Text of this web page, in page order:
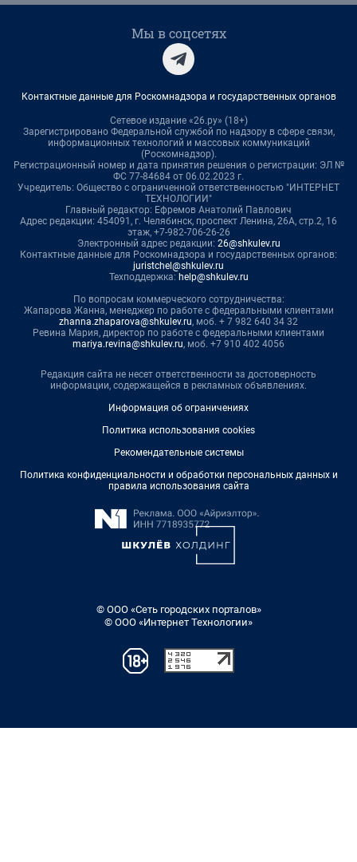
Мы в соцсетях
Контактные данные для Роскомнадзора и государственных органов
Сетевое издание «26.ру» (18+)
Зарегистрировано Федеральной службой по надзору в сфере связи,
информационных технологий и массовых коммуникаций
(Роскомнадзор).
Регистрационный номер и дата принятия решения о регистрации: ЭЛ №
ФС 77-84684 от 06.02.2023 г.
Учредитель: Общество с ограниченной ответственностью "ИНТЕРНЕТ
ТЕХНОЛОГИИ"
Главный редактор: Ефремов Анатолий Павлович
Адрес редакции: 454091, г. Челябинск, проспект Ленина, 26А, стр.2, 16
этаж, +7-982-706-26-26
Электронный адрес редакции: 26@shkulev.ru
Контактные данные для Роскомнадзора и государственных органов:
juristchel@shkulev.ru
Техподдержка: help@shkulev.ru
По вопросам коммерческого сотрудничества:
Жапарова Жанна, менеджер по работе с федеральными клиентами
zhanna.zhaparova@shkulev.ru, моб. + 7 982 640 34 32
Ревина Мария, директор по работе с федеральными клиентами
mariya.revina@shkulev.ru, моб. +7 910 402 4056
Редакция сайта не несет ответственности за достоверность
информации, содержащейся в рекламных объявлениях.
Информация об ограничениях
Политика использования cookies
Рекомендательные системы
Политика конфиденциальности и обработки персональных данных и
правила использования сайта
© ООО «Сеть городских порталов»
© ООО «Интернет Технологии»